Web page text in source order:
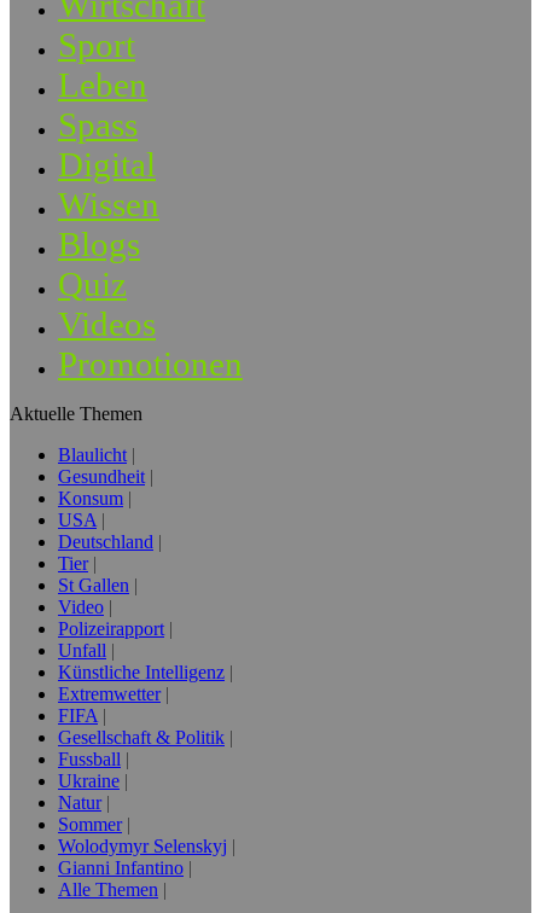
Sport
Leben
Spass
Digital
Wissen
Blogs
Quiz
Videos
Promotionen
Aktuelle Themen
Blaulicht
Gesundheit
Konsum
USA
Deutschland
Tier
St Gallen
Video
Polizeirapport
Unfall
Künstliche Intelligenz
Extremwetter
FIFA
Gesellschaft & Politik
Fussball
Ukraine
Natur
Sommer
Wolodymyr Selenskyj
Gianni Infantino
Alle Themen